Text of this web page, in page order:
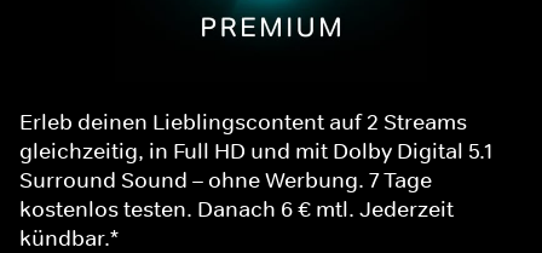
Erleb deinen Lieblingscontent auf 2 Streams
gleichzeitig, in Full HD und mit Dolby Digital 5.1
Surround Sound – ohne Werbung. 7 Tage
kostenlos testen. Danach 6 € mtl. Jederzeit
kündbar.*